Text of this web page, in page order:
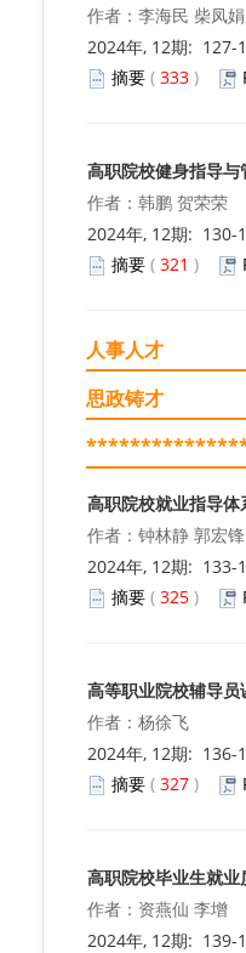
作者：李海民 柴凤娟
2024年, 12期: 127-
摘要 ( 333 )
高职院校健身指导
作者：韩鹏 贺荣荣
2024年, 12期: 130-
摘要 ( 321 )
人事人才
思政铸才
高职院校就业指导
作者：钟林静 郭宏锋
2024年, 12期: 133-
摘要 ( 325 )
高等职业院校辅导
作者：杨徐飞
2024年, 12期: 136-
摘要 ( 327 )
高职院校毕业生就
作者：资燕仙 李增
2024年, 12期: 139-